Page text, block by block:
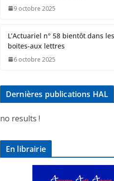
9 octobre 2025
L’Actuariel n° 58 bientôt dans
boites-aux lettres
6 octobre 2025
Dernières publications HAL
no results !
En librairie